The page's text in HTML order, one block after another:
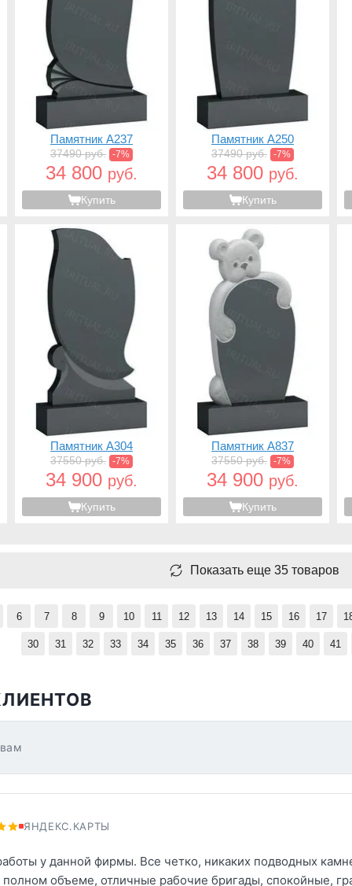
Памятник A237
37490 руб. -7%
34 800 руб.
Купить
Памятник A250
37490 руб. -7%
34 800 руб.
Купить
Памятник A304
37550 руб. -7%
34 900 руб.
Купить
Памятник A837
37550 руб. -7%
34 900 руб.
Купить
Показать еще 35 товаров
6 7 8 9 10 11 12 13 14 15 16 17
30 31 32 33 34 35 36 37 38 39 40 41
ЯНДЕКС.КАРТЫ
у данной фирмы. Все четко, никаких подводных
полном объеме, отличные рабочие бригады, спокойные,